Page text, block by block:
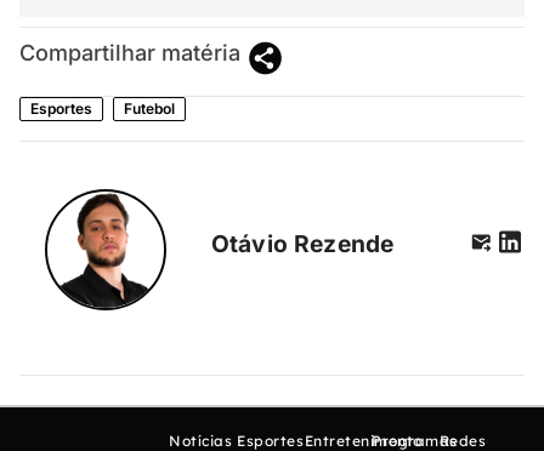
Compartilhar matéria
Esportes Futebol
Otávio Rezende
Notícias EsportesEntretenimento
ProgramasRedes